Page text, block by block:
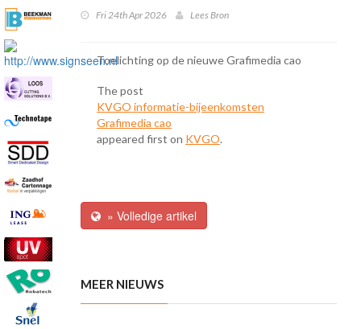
Fri 24th Apr 2026 Lees Bron
Toelichting op de nieuwe Grafimedia cao
The post
KVGO informatie-bijeenkomsten
Grafimedia cao
appeared first on KVGO.
» Volledige artikel
MEER NIEUWS